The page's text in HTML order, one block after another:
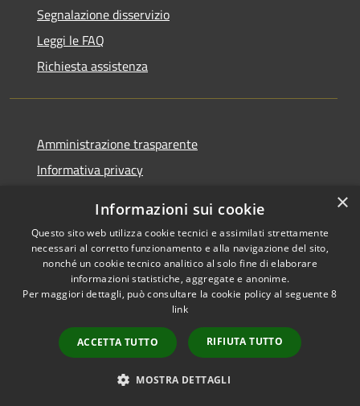
Segnalazione disservizio
Leggi le FAQ
Richiesta assistenza
Amministrazione trasparente
Informativa privacy
Dichiarazione di accessibilità
RSS
Copyright © 2026 • Comune di
Municipium•
Accesso
redazione
×
Informazioni sui cookie
Questo sito web utilizza cookie tecnici e assimilati strettamente
necessari al corretto funzionamento e alla navigazione del sito,
nonché un cookie tecnico analitico al solo fine di elaborare
informazioni statistiche, aggregate e anonime.
Per maggiori dettagli, può consultare la cookie policy al seguente8
link
ACCETTA TUTTO RIFIUTA TUTTO
MOSTRA DETTAGLI